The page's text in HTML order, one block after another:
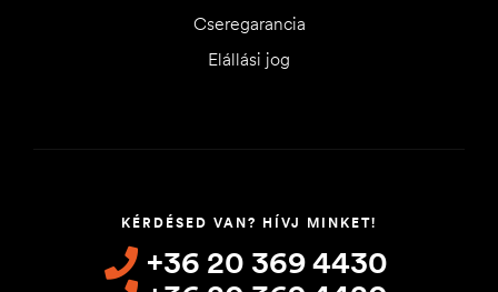
Cseregarancia
Elállási jog
KÉRDÉSED VAN? HÍVJ MINKET!
+36 20 369 4430